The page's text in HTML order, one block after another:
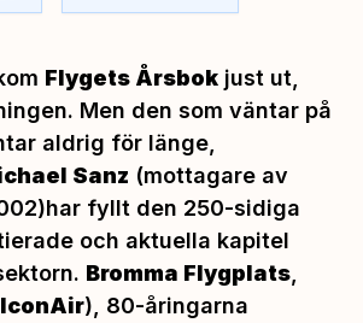
Flygets Årsbok just ut,
Men den som väntar på
aldrig för länge,
Sanz (mottagare av
fyllt den 250-sidiga
och aktuella kapitel
Bromma Flygplats
), 80-åringarna